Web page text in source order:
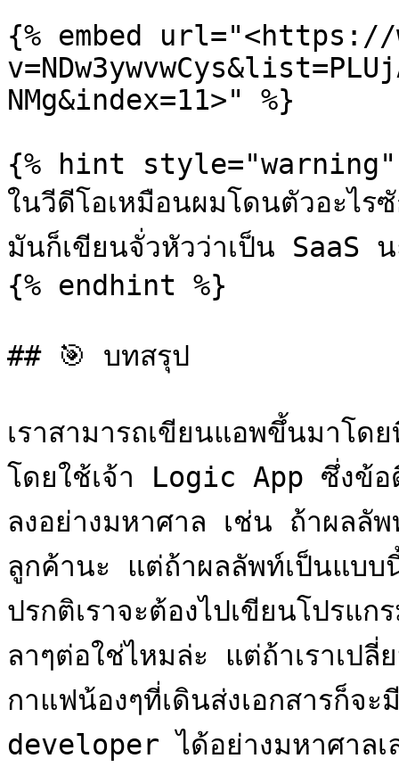
{% embed url="<https://
NMg&index=11>" %}
{% hint style="warning"
ในวีดีโอเหมือนผมโดนตัวอะไร
มันก็เขียนจั่วหัวว่าเป็น SaaS
{% endhint %}
## 🎯 บทสรุป
เราสามารถเขียนแอพขึ้นมาโด
โดยใช้เจ้า Logic App ซึ่งข้
ลงอย่างมหาศาล เช่น ถ้าผลลัพ
ลูกค้านะ แต่ถ้าผลลัพท์เป็นแบบ
ปรกติเราจะต้องไปเขียนโปร
ลาๆต่อใช่ไหมล่ะ แต่ถ้าเราเ
กาแฟน้องๆที่เดินส่งเอกสารก็จ